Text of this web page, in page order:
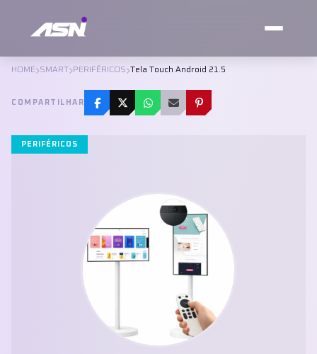
HOME SMART PERIFÉRICOS Tela Touch Android 21.5
COMPARTILHAR
PERIFÉRICOS